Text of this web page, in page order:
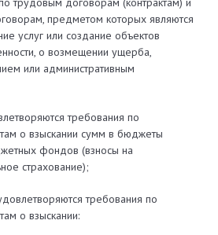
предметом которых являются
услуг или создание объектов
о возмещении ущерба,
или административным
требования по
о взыскании сумм в бюджеты
фондов (взносы на
страхование);
требования по
о взыскании: